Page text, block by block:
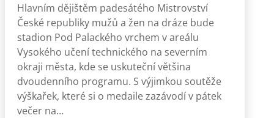
Hlavním dějištěm padesátého Mistrovství
České republiky mužů a žen na dráze bude
stadion Pod Palackého vrchem v areálu
Vysokého učení technického na severním
okraji města, kde se uskuteční většina
dvoudenního programu. S výjimkou soutěže
výškařek, které si o medaile zazávodí v pátek
večer na…